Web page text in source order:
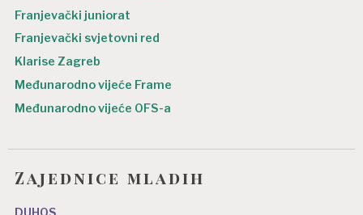
Franjevački juniorat
Franjevački svjetovni red
Klarise Zagreb
Međunarodno vijeće Frame
Međunarodno vijeće OFS-a
Zajednice mladih